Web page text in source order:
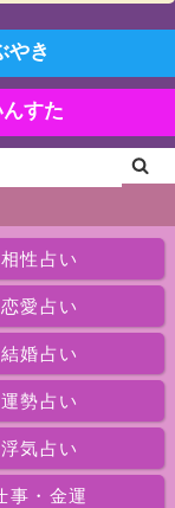
き
すた
相性占い
恋愛占い
結婚占い
運勢占い
浮気占い
事・金運